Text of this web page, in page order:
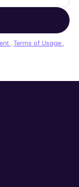
Terms of Usage